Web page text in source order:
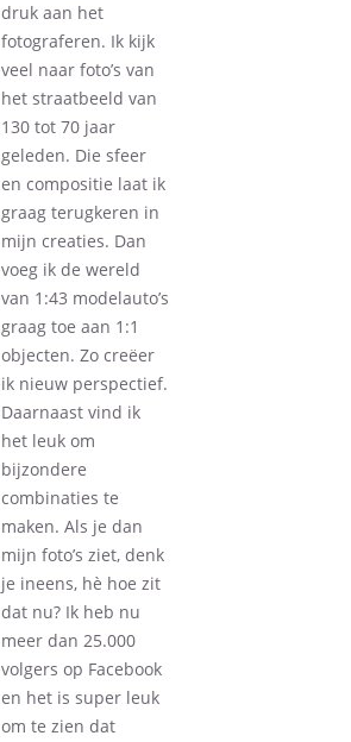
druk aan het
fotograferen. Ik kijk
veel naar foto’s van
het straatbeeld van
130 tot 70 jaar
geleden. Die sfeer
en compositie laat ik
graag terugkeren in
mijn creaties. Dan
voeg ik de wereld
van 1:43 modelauto’s
graag toe aan 1:1
objecten. Zo creëer
ik nieuw perspectief.
Daarnaast vind ik
het leuk om
bijzondere
combinaties te
maken. Als je dan
mijn foto’s ziet, denk
je ineens, hè hoe zit
dat nu? Ik heb nu
meer dan 25.000
volgers op Facebook
en het is super leuk
om te zien dat